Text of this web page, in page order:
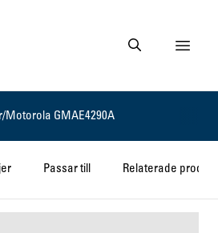
Gå till söksidan
Visa
/ Motorola GMAE4290A
Passar till Relaterade